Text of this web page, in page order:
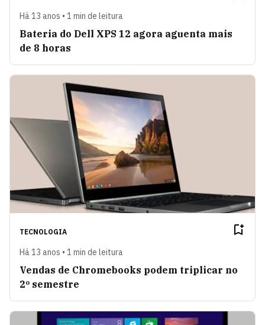
Há 13 anos • 1 min de leitura
Bateria do Dell XPS 12 agora aguenta mais
de 8 horas
TECNOLOGIA
Há 13 anos • 1 min de leitura
Vendas de Chromebooks podem triplicar no
2º semestre